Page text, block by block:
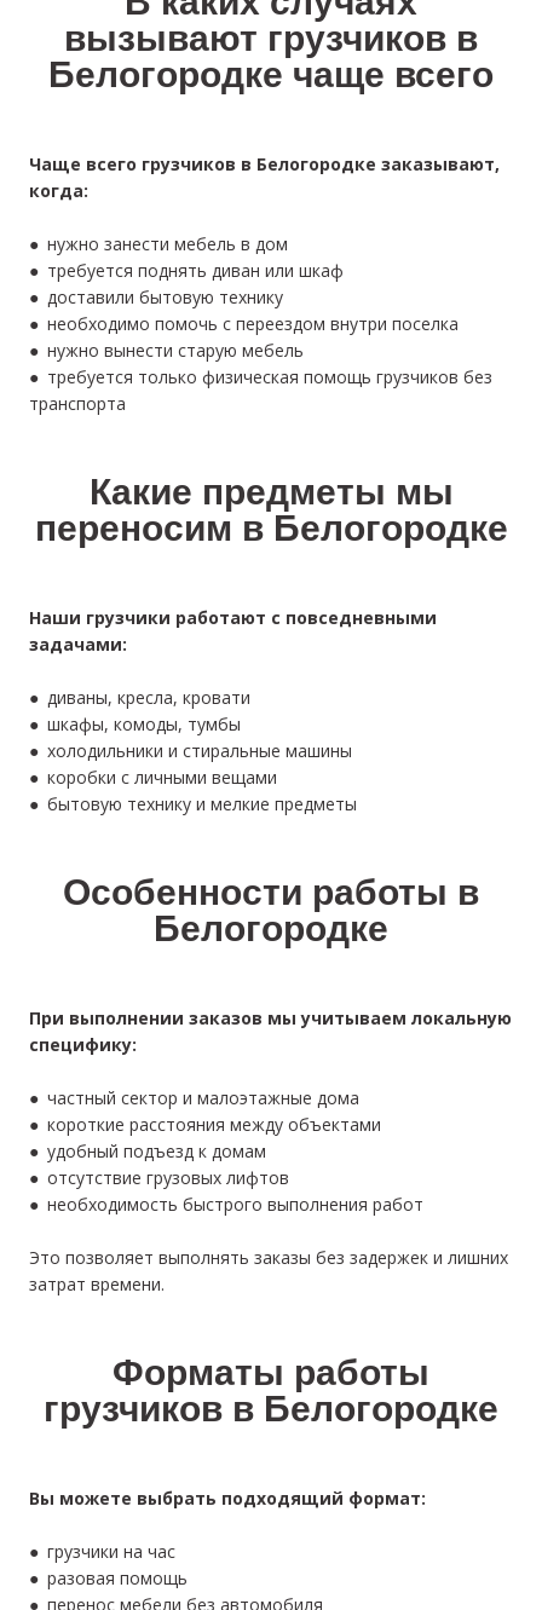
вызывают грузчиков в
Белогородке чаще всего
Чаще всего грузчиков в Белогородке заказывают,
когда:
● нужно занести мебель в дом
● требуется поднять диван или шкаф
● доставили бытовую технику
● необходимо помочь с переездом внутри поселка
● нужно вынести старую мебель
● требуется только физическая помощь грузчиков без
транспорта
Какие предметы мы
переносим в Белогородке
Наши грузчики работают с повседневными
задачами:
● диваны, кресла, кровати
● шкафы, комоды, тумбы
● холодильники и стиральные машины
● коробки с личными вещами
● бытовую технику и мелкие предметы
Особенности работы в
Белогородке
При выполнении заказов мы учитываем локальную
специфику:
● частный сектор и малоэтажные дома
● короткие расстояния между объектами
● удобный подъезд к домам
● отсутствие грузовых лифтов
● необходимость быстрого выполнения работ
Это позволяет выполнять заказы без задержек и лишних
затрат времени.
Форматы работы
грузчиков в Белогородке
Вы можете выбрать подходящий формат:
● грузчики на час
● разовая помощь
● перенос мебели без автомобиля